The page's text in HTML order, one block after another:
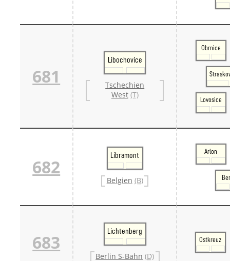
681
Libochovice
Tschechien
West (T)
Obrnice
Lovosice
682
Libramont
Belgien (B)
Arlon
683
Lichtenberg
Berlin S-Bahn (D)
Ostkreuz